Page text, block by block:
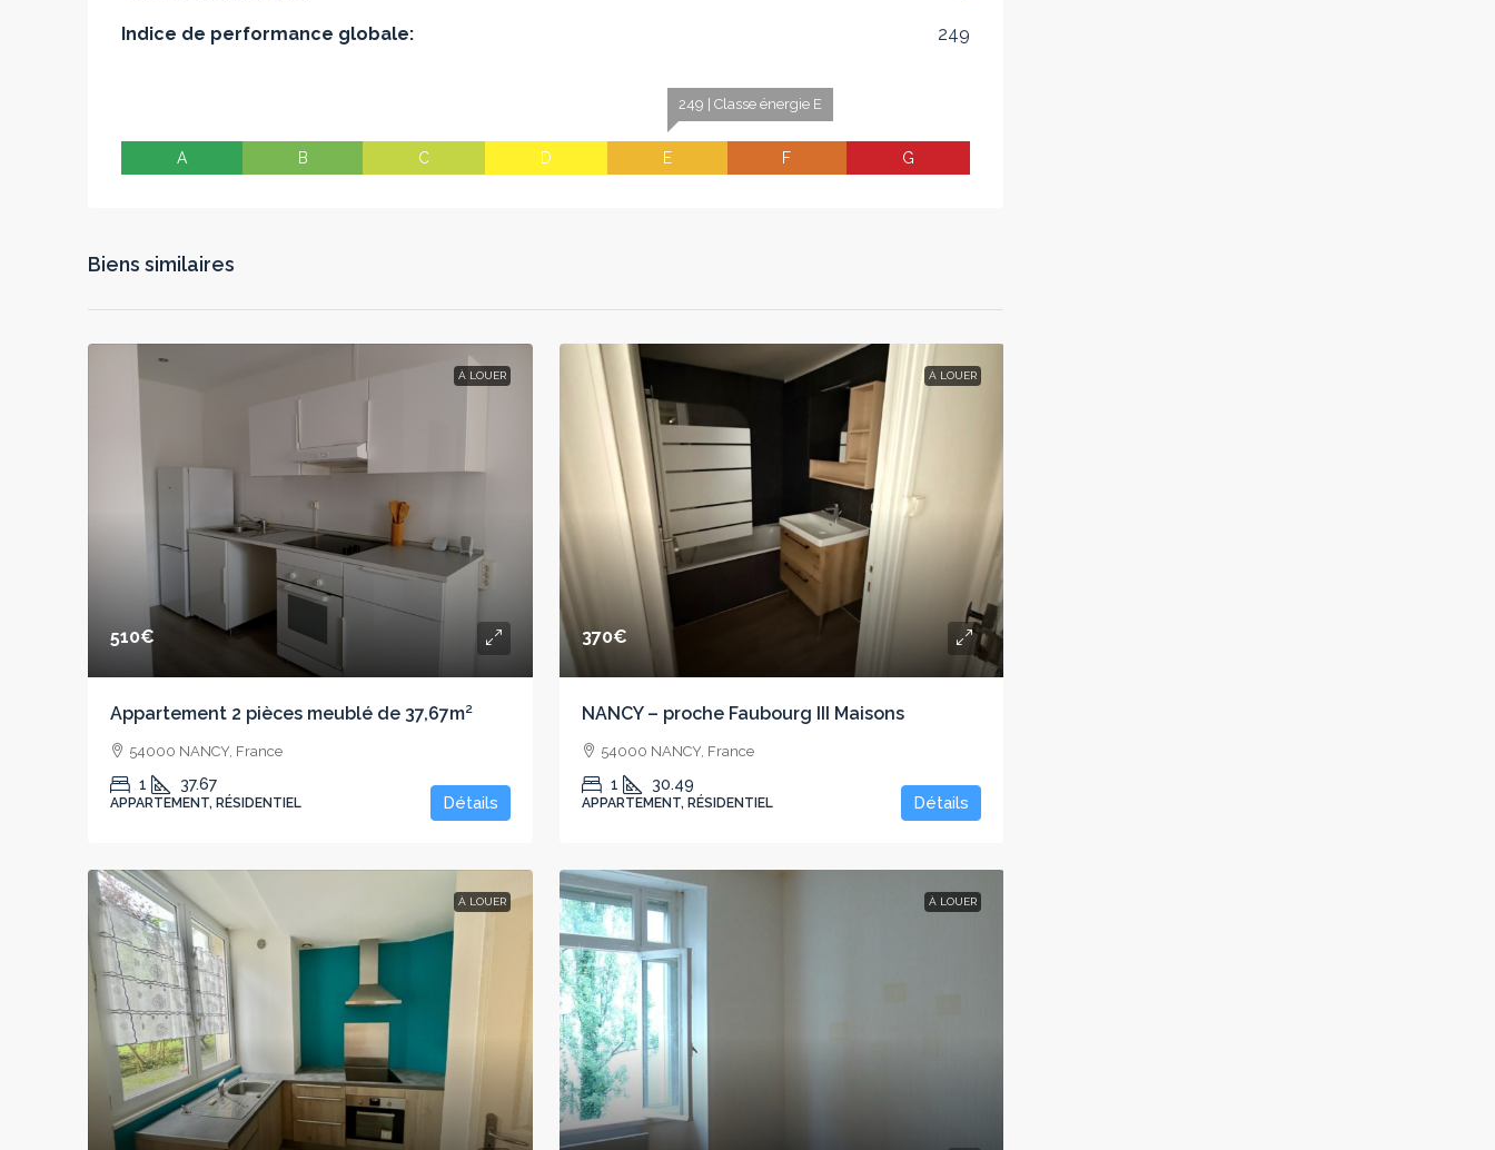
Indice de performance globale: 249
A B C D
249 | Classe énergie E
E F G
Biens similaires
À LOUER
510€
Appartement 2 pièces meublé de 37,67m²
54000 NANCY, France
1 37.67
APPARTEMENT, RÉSIDENTIEL Détails
À LOUER
370€
NANCY – proche Faubourg III Maisons
54000 NANCY, France
1 30.49
APPARTEMENT, RÉSIDENTIEL Détails
À LOUER À LOUER